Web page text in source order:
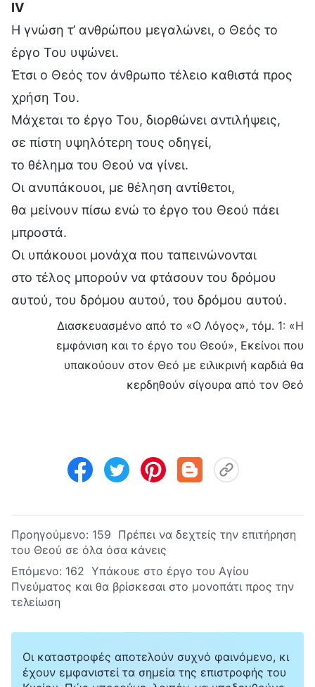
Ⅳ
Η γνώση τ’ ανθρώπου μεγαλώνει, ο Θεός το
έργο Του υψώνει.
Έτσι ο Θεός τον άνθρωπο τέλειο καθιστά προς
χρήση Του.
Μάχεται το έργο Του, διορθώνει αντιλήψεις,
σε πίστη υψηλότερη τους οδηγεί,
το θέλημα του Θεού να γίνει.
Οι ανυπάκουοι, με θέληση αντίθετοι,
θα μείνουν πίσω ενώ το έργο του Θεού πάει
μπροστά.
Οι υπάκουοι μονάχα που ταπεινώνονται
στο τέλος μπορούν να φτάσουν του δρόμου
αυτού, του δρόμου αυτού, του δρόμου αυτού.
Διασκευασμένο από το «Ο Λόγος», τόμ. 1: «Η
εμφάνιση και το έργο του Θεού», Εκείνοι που
υπακούουν στον Θεό με ειλικρινή καρδιά θα
κερδηθούν σίγουρα από τον Θεό
Προηγούμενο: 159 Πρέπει να δεχτείς την επιτήρηση
του Θεού σε όλα όσα κάνεις
Επόμενο: 162 Υπάκουε στο έργο του Αγίου
Πνεύματος και θα βρίσκεσαι στο μονοπάτι προς την
τελείωση
Οι καταστροφές αποτελούν συχνό φαινόμενο, κι
έχουν εμφανιστεί τα σημεία της επιστροφής του